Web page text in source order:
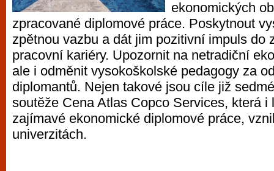
ekonomických
zpracované diplomové práce. Poskytnout
zpětnou vazbu a dát jim pozitivní impuls do
pracovní kariéry. Upozornit na netradiční
ale i odměnit vysokoškolské pedagogy za
diplomantů. Nejen takové jsou cíle již
soutěže Cena Atlas Copco Services, která i
zajímavé ekonomické diplomové práce,
univerzitách.